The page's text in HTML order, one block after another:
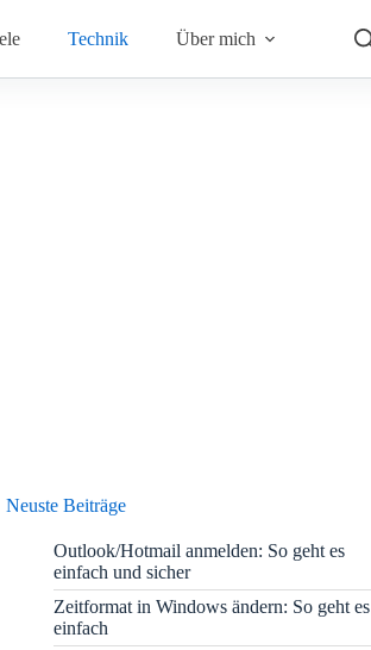
Technik Über mich
Neuste Beiträge
Outlook/Hotmail anmelden: So geht es
einfach und sicher
Zeitformat in Windows ändern: So geht es
einfach